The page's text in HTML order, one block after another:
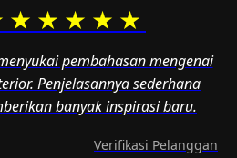
pembahasan mengenai
Penjelasannya sederhana
banyak inspirasi baru.
Verifikasi Pelanggan